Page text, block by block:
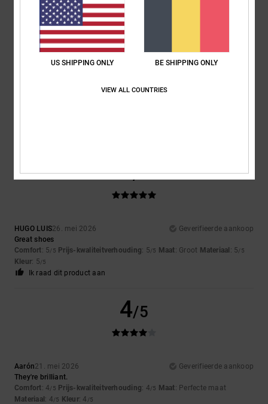
Ik raad dit product aan
3
5/5
HUGO LUIS26. mei 2026
Geverifieerde aankoop
Great shoes
Comfort: 5/5 Prijs-kwaliteitverhouding: 5/5 Maat: Groot Materiaal : 5/5
Kleur: 5/5
Ik raad dit product aan
4/5
Aarón21. mei 2026
Geverifieerde aankoop
They're brilliant.
Comfort: 4/5 Prijs-kwaliteitverhouding: 4/5 Maat: Perfecte maat
Materiaal: 4/5 Kleur: 4 /5
US SHIPPING ONLY BE SHIPPING ONLY
VIEW ALL COUNTRIES